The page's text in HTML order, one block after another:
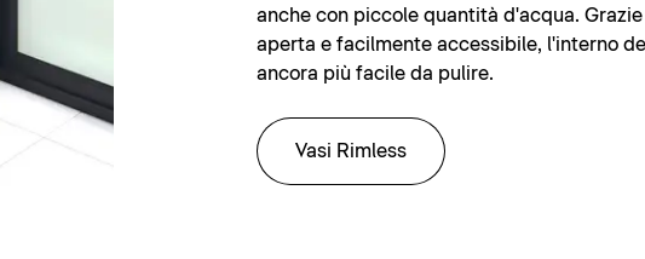
anche con piccole quantità d'acqua.
aperta e facilmente accessibile, l'interno
ancora più facile da pulire.
Vasi Rimless